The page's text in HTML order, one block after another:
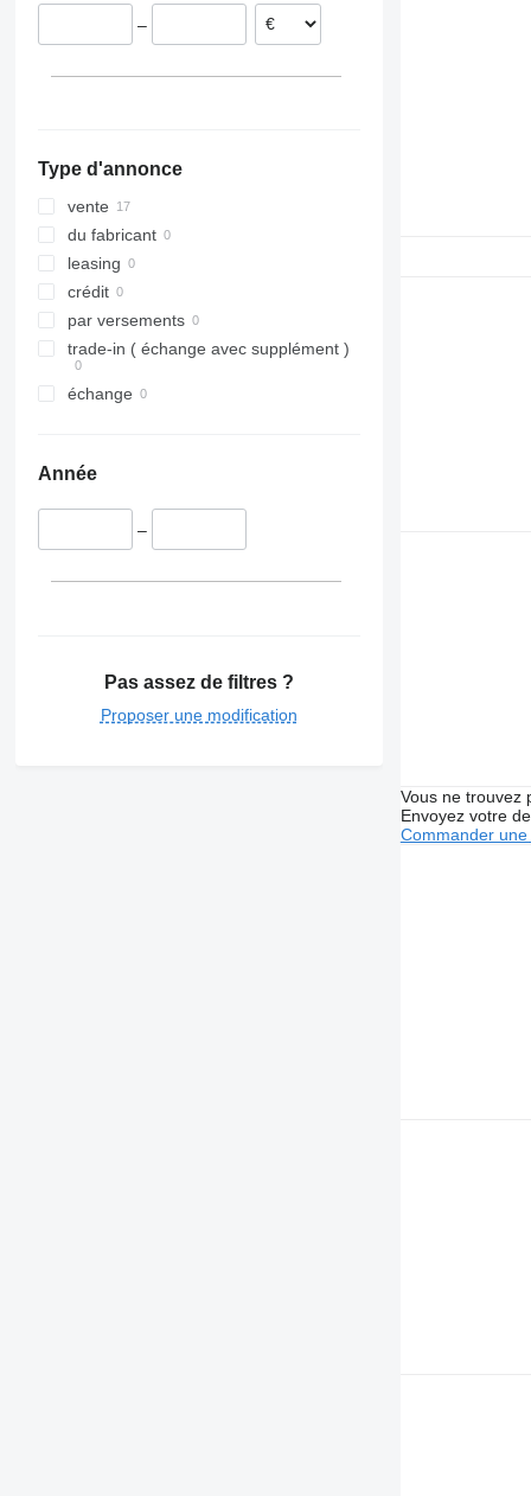
–
Type d'annonce
vente
du fabricant
leasing
crédit
par versements
trade-in ( échange avec supplément )
échange
Année
–
Pas assez de filtres ?
Proposer une modification
Vous ne trouvez
Envoyez votre
Commander